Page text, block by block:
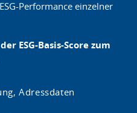
Performance einzelner
ESG-Basis-Score zum
Adressdaten